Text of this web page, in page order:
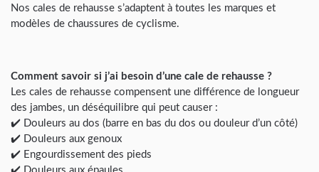
Nos cales de rehausse s’adaptent à toutes les marques et
modèles de chaussures de cyclisme.
Comment savoir si j’ai besoin d’une cale de rehausse ?
Les cales de rehausse compensent une différence de longueur
des jambes, un déséquilibre qui peut causer :
✔️ Douleurs au dos (barre en bas du dos ou douleur d’un côté)
✔️ Douleurs aux genoux
✔️ Engourdissement des pieds